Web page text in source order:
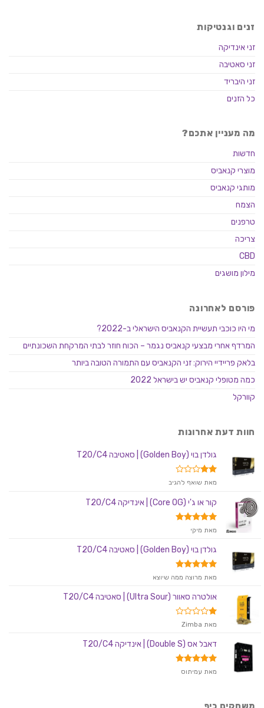
זנים וגנטיקות
זני אינדיקה
זני סאטיבה
זני היבריד
כל הזנים
מה מעניין אתכם?
חדשות
מוצרי קנאביס
מותגי קנאביס
הצמח
טרפנים
צריכה
CBD
מילון מושגים
פורסם לאחרונה
מי היו כוכבי תעשיית הקנאביס הישראלי ב-2022?
המרדף אחרי מבצעי קנאביס נגמר – הכוח חוזר לבתי המרקחת השכונתיים
בלאק פריידיי הירוק: זני הקנאביס עם התמורה הטובה ביותר
כמה מטופלי קנאביס יש בישראל 2022
קוורקל
חוות דעת אחרונות
גולדן בוי (Golden Boy) | סאטיבה T20/C4
דורג
5
מאת שואף להגיב
קור או ג'י (Core OG) | אינדיקה T20/C4
דורג5
מאת מיקי
גולדן בוי (Golden Boy) | סאטיבה T20/C4
דורג5
מאת מרוצה ממה שיוצא
אולטרה סאוור (Ultra Sour) | סאטיבה T20/C4
דורג
5
מאת Zimba
דאבל אס (Double S) | אינדיקה T20/C4
דורג5
מאת עמיתוס